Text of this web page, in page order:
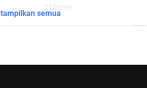
210gms
tampilkan semua